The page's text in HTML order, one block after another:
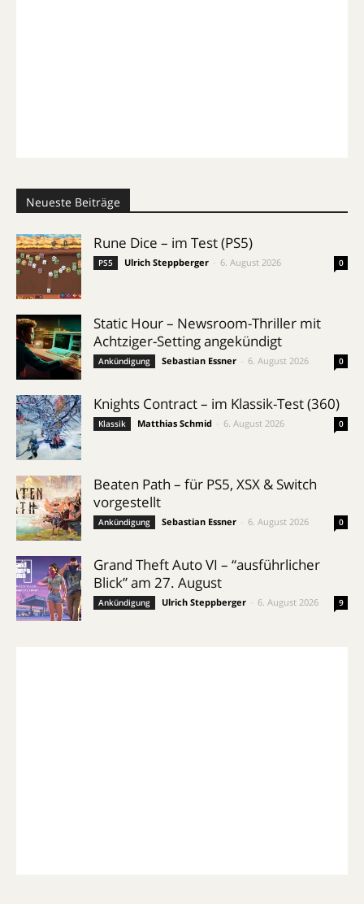
Neueste Beiträge
Rune Dice – im Test (PS5)
PS5 Ulrich Steppberger 6. August 2026 0
Static Hour – Newsroom-Thriller mit
Achtziger-Setting angekündigt
Ankündigung Sebastian Essner 6. August 2026 0
Knights Contract – im Klassik-Test (360)
Klassik Matthias Schmid 6. August 2026 0
Beaten Path – für PS5, XSX & Switch
vorgestellt
Ankündigung Sebastian Essner 6. August 2026 0
Grand Theft Auto VI – “ausführlicher
Blick” am 27. August
Ankündigung Ulrich Steppberger 6. August 2026 9